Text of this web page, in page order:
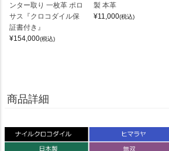
ンター取り 一枚革 ポロ
サス『クロコダイル保
証書付き』
¥154,000(税込)
製 本革
¥11,000(税込)
商品詳細